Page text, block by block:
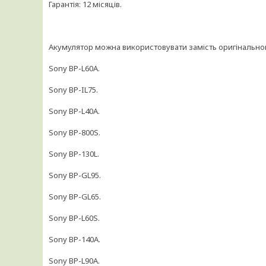
Гарантія: 12 місяців.
Акумулятор можна використовувати замість
Sony BP-L60A.
Sony BP-IL75.
Sony BP-L40A.
Sony BP-800S.
Sony BP-130L.
Sony BP-GL95.
Sony BP-GL65.
Sony BP-L60S.
Sony BP-140A.
Sony BP-L90A.